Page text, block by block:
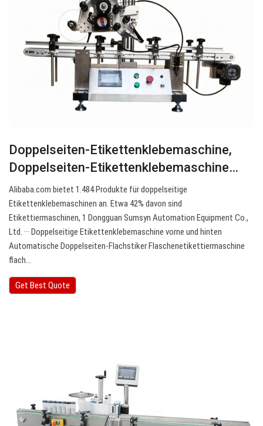
Doppelseiten-Etikettenklebemaschine,
Doppelseiten-Etikettenklebemaschine…
Alibaba.com bietet 1.484 Produkte für doppelseitige
Etikettenklebemaschinen an. Etwa 42% davon sind
Etikettiermaschinen, 1 Dongguan Sumsyn Automation Equipment Co.,
Ltd. ··· Doppelseitige Etikettenklebemaschine vorne und hinten
Automatische Doppelseiten-Flachstiker Flaschenetikettiermaschine
flach…
Get Best Quote